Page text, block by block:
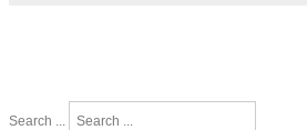
Search ...